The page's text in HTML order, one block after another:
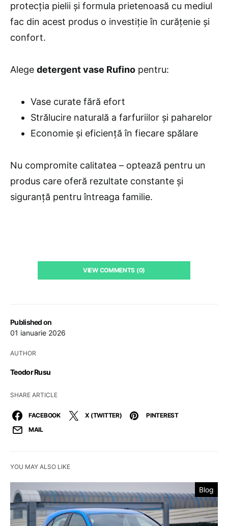
Published on
01 ianuarie 2026
AUTHOR
Teodor Rusu
SHARE ARTICLE
FACEBOOK X (TWITTER)
PINTEREST
MAIL
protecția pielii și formula prietenoasă cu mediul
fac din acest produs o investiție în curățenie și
confort.
Alege detergent vase Rufino pentru:
Vase curate fără efort
Strălucire naturală a farfuriilor și paharelor
Economie și eficiență în fiecare spălare
Nu compromite calitatea – optează pentru un
produs care oferă rezultate constante și
siguranță pentru întreaga familie.
VIEW COMMENTS (0)
YOU MAY ALSO LIKE
Blog